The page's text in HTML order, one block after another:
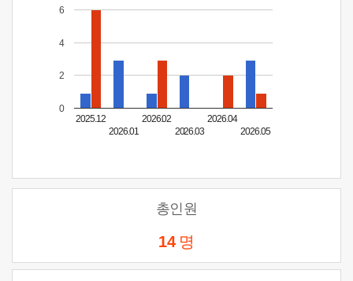
2025.12
2026.01
2026.02
2026.03
2026.04
2026.05
0
2
4
6
총인원
14 명